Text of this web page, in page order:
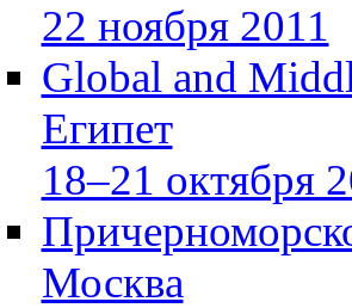
22 ноября 2011
Global and
Египет
18–21 октября
Москва